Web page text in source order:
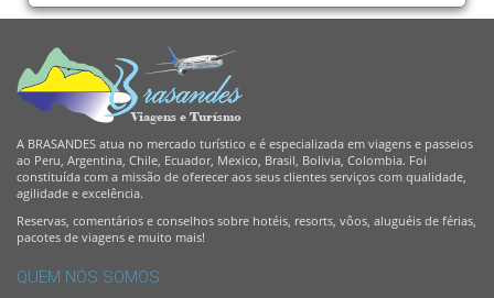
A BRASANDES atua no mercado turístico e é especializada em viagens e passeios
ao Peru, Argentina, Chile, Ecuador, Mexico, Brasil, Bolivia, Colombia. Foi
constituída com a missão de oferecer aos seus clientes serviços com qualidade,
agilidade e excelência.
Reservas, comentários e conselhos sobre hotéis, resorts, vôos, aluguéis de férias,
pacotes de viagens e muito mais!
QUEM NÓS SOMOS